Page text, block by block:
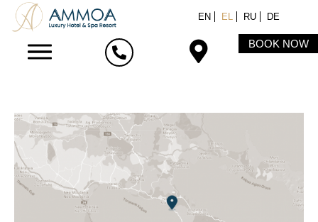
EN EL RU DE
BOOK NOW